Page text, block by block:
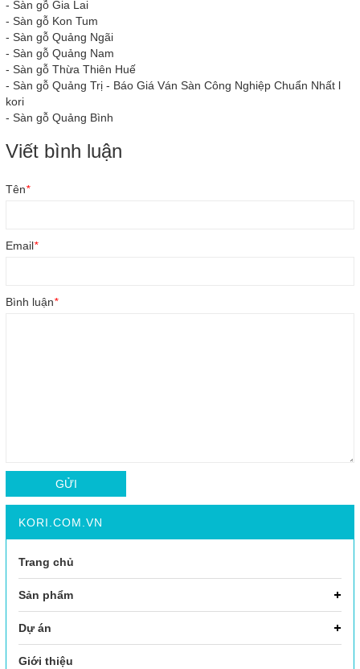
- Sàn gỗ Gia Lai
- Sàn gỗ Kon Tum
- Sàn gỗ Quảng Ngãi
- Sàn gỗ Quảng Nam
- Sàn gỗ Thừa Thiên Huế
- Sàn gỗ Quảng Trị - Báo Giá Ván Sàn Công Nghiệp Chuẩn Nhất l
kori
- Sàn gỗ Quảng Bình
Viết bình luận
Tên*
Email*
Bình luận*
GỬI
KORI.COM.VN
Trang chủ
Sản phẩm
Dự án
Giới thiệu